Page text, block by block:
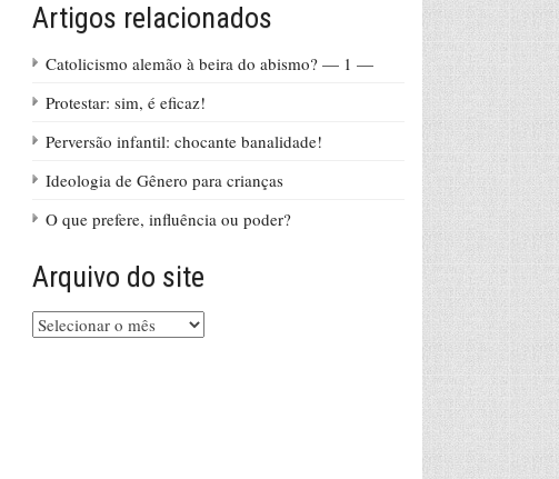
Artigos relacionados
Catolicismo alemão à beira do abismo? — 1 —
Protestar: sim, é eficaz!
Perversão infantil: chocante banalidade!
Ideologia de Gênero para crianças
O que prefere, influência ou poder?
Arquivo do site
Arquivo
do